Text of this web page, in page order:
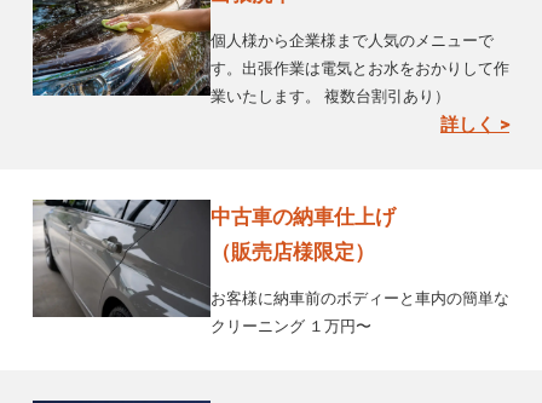
個人様から企業様まで人気のメニューで
す。出張作業は電気とお水をおかりして作
業いたします。 複数台割引あり）
詳しく >
中古車の納車仕上げ
（販売店様限定）
お客様に納車前のボディーと車内の簡単な
クリーニング １万円〜